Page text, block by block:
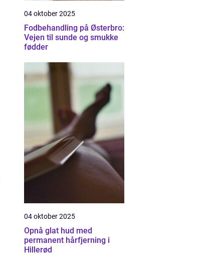
04 oktober 2025
Fodbehandling på Østerbro:
Vejen til sunde og smukke
fødder
04 oktober 2025
Opnå glat hud med
permanent hårfjerning i
Hillerød